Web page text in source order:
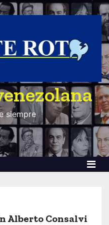
siempre
Alberto Consalvi